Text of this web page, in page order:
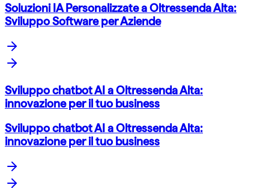
Soluzioni IA Personalizzate a Oltressenda Alta:
Sviluppo Software per Aziende
Sviluppo chatbot AI a Oltressenda Alta:
innovazione per il tuo business
Sviluppo chatbot AI a Oltressenda Alta:
innovazione per il tuo business